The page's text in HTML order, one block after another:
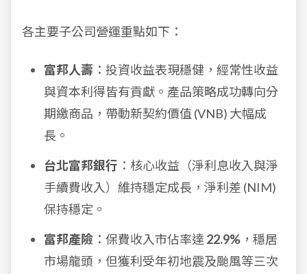
各主要子公司營運重點如下：
富邦人壽 ：投資收益表現穩健，經常性收益
與資本利得皆有貢獻。產品策略成功轉向分
期繳商品，帶動新契約價值 (VNB) 大幅成
長。
台北富邦銀行 ：核心收益（淨利息收入與淨
手續費收入）維持穩定成長，淨利差 (NIM)
保持穩定。
富邦產險 ：保費收入市佔率達 22.9% ，穩居
市場龍頭，但獲利受年初地震及颱風等三次